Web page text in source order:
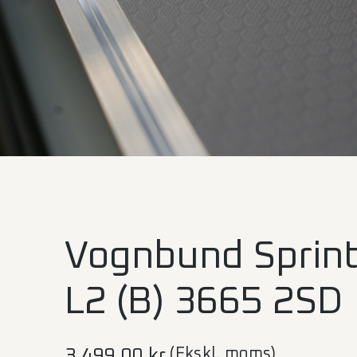
Vognbund
L2 (B) 3665 2SD
(Ekskl. moms)